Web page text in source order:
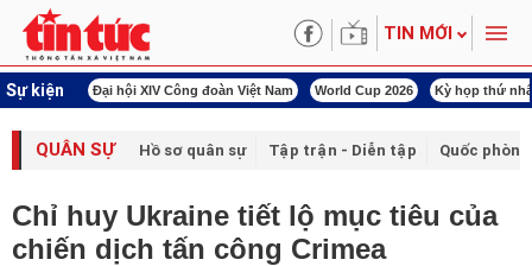
TIN MỚI
Sự kiện
Việt Nam World Cup 2026 Kỳ họp thứ nhất Quốc hội khóa XVI Đảm bảo
QUÂN SỰ Hồ sơ quân sự Tập trận - Diễn tập Quốc phòng
Chỉ huy Ukraine tiết lộ mục tiêu của
chiến dịch tấn công Crimea